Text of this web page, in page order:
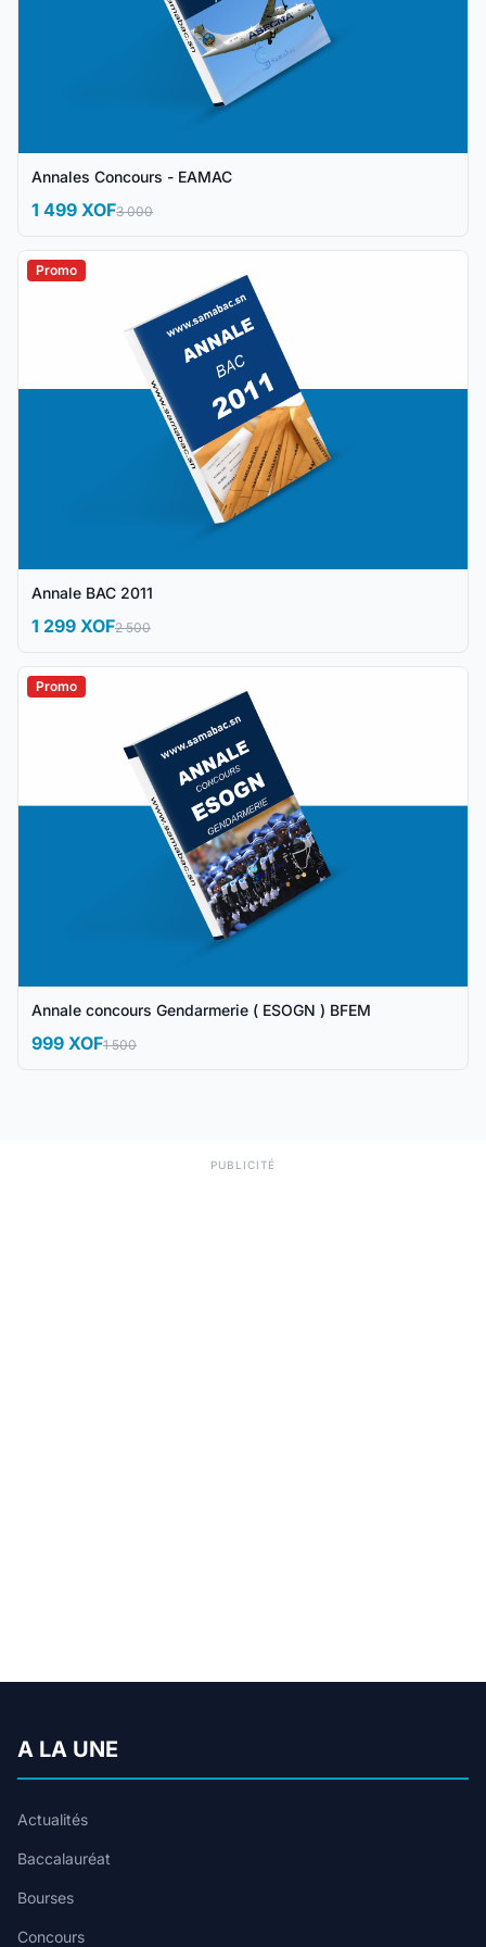
Annales Concours - EAMAC
1 499 XOF3 000
Promo
Annale BAC 2011
1 299 XOF2 500
Promo
Annale concours Gendarmerie ( ESOGN ) BFEM
999 XOF1 500
PUBLICITÉ
A LA UNE
Actualités
Baccalauréat
Bourses
Concours